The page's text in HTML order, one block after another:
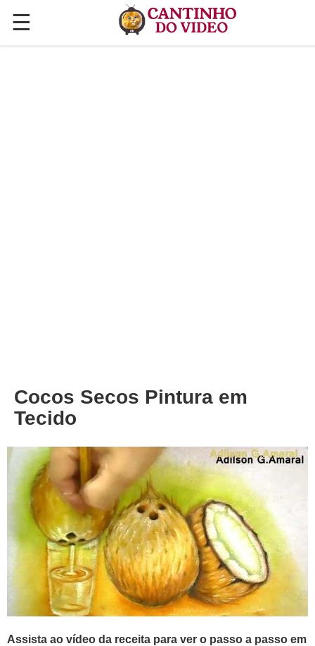
☰
✕
Cocos Secos Pintura em
Tecido
Assista ao vídeo da receita para ver o passo a passo em